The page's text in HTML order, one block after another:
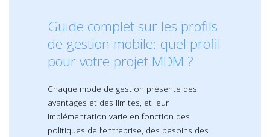
Guide complet sur les profils
de gestion mobile: quel profil
pour votre projet MDM ?
Chaque mode de gestion présente des
avantages et des limites, et leur
implémentation varie en fonction des
politiques de l’entreprise, des besoins des